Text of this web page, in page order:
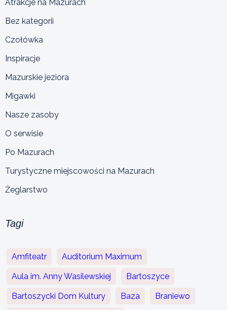
Atrakcje na Mazurach
Bez kategorii
Czołówka
Inspiracje
Mazurskie jeziora
Migawki
Nasze zasoby
O serwisie
Po Mazurach
Turystyczne miejscowości na Mazurach
Żeglarstwo
Tagi
Amfiteatr Auditorium Maximum
Aula im. Anny Wasilewskiej Bartoszyce
Bartoszycki Dom Kultury Baza Braniewo